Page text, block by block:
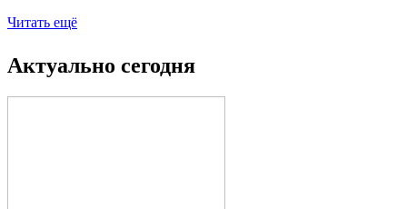
Читать ещё
Актуально сегодня